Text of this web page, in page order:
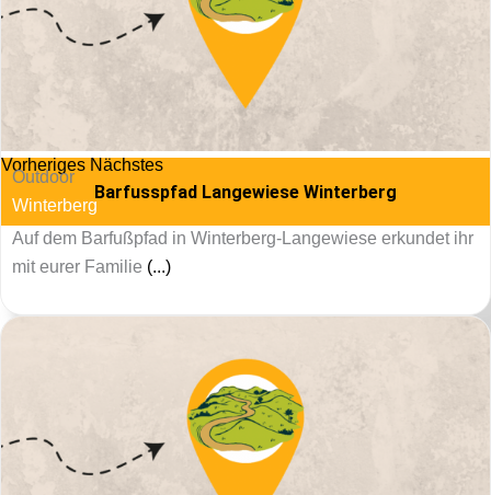
Vorheriges Nächstes
Outdoor
Winterberg
Barfusspfad Langewiese Winterberg
Auf dem Barfußpfad in Winterberg-Langewiese erkundet ihr
mit eurer Familie (...)